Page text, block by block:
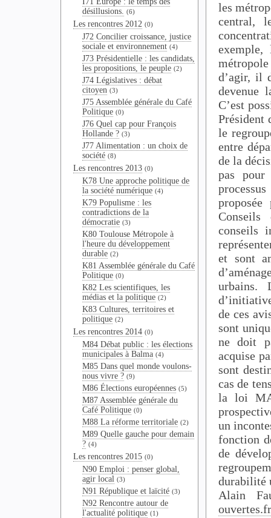
désillusions. (6)
Les rencontres 2012 (0)
J72 Concilier croissance, justice
sociale et environnement (4)
J73 Présidentielle : les candidats,
les propositions, le peuple (2)
J74 Législatives : débat
citoyen (3)
J75 Assemblée générale du Café
Politique (0)
J76 Quel cap pour François
Hollande ? (3)
J77 Alimentation : un choix de
société (8)
Les rencontres 2013 (0)
K78 Une approche politique de
la société numérique (4)
K79 Populisme : les
contradictions de la
démocratie (3)
K80 Toulouse Métropole à
l'heure du développement
durable (2)
K81 Assemblée générale du Café
Politique (0)
K82 Les scientifiques, les
médias et la politique (2)
K83 Cultures, territoires et
politique (2)
Les rencontres 2014 (0)
M84 Débat public : les élections
municipales à Balma (4)
M85 Dans quel monde voulons-
nous vivre ? (9)
M86 Élections européennes (5)
M87 Assemblée générale du
Café Politique (0)
M88 La réforme territoriale (2)
M89 Quelle gauche pour demain
? (4)
Les rencontres 2015 (0)
N90 Emploi : penser global,
agir local (3)
N91 République et laïcité (3)
N92 Rencontre autour de
l'actualité politique (1)
les
central,
exemple,
d’agir, il
devenue
C’est
Président
le
entre
de la
pas pour
Conseils
conseils
et sont
urbains.
de ces
sont
ne doit
acquise
sont
cas de
la loi
un
fonction
de
durabilité
Alain